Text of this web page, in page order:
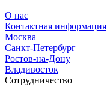
О нас
Контактная информация
Москва
Санкт-Петербург
Ростов-на-Дону
Владивосток
Сотрудничество